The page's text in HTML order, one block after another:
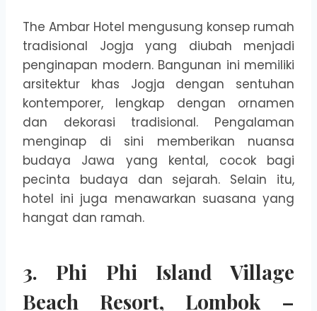
The Ambar Hotel mengusung konsep rumah
tradisional Jogja yang diubah menjadi
penginapan modern. Bangunan ini memiliki
arsitektur khas Jogja dengan sentuhan
kontemporer, lengkap dengan ornamen
dan dekorasi tradisional. Pengalaman
menginap di sini memberikan nuansa
budaya Jawa yang kental, cocok bagi
pecinta budaya dan sejarah. Selain itu,
hotel ini juga menawarkan suasana yang
hangat dan ramah.
3. Phi Phi Island Village
Beach Resort, Lombok –